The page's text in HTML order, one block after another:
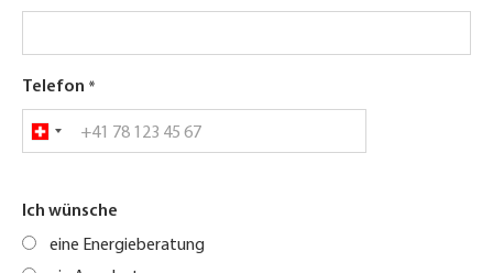
Telefon
Ich wünsche
eine Energieberatung